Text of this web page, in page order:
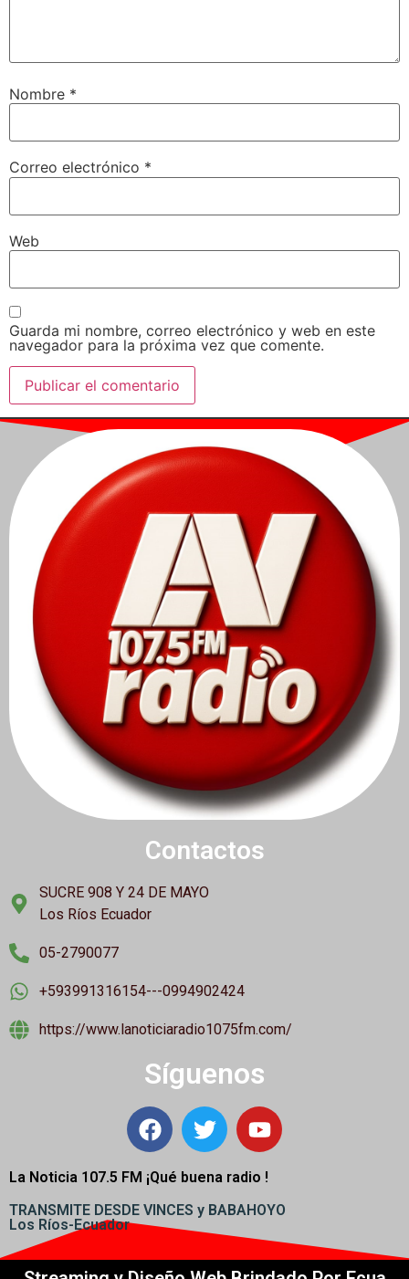
Nombre *
Correo electrónico *
Web
Guarda mi nombre, correo electrónico y web en este
navegador para la próxima vez que comente.
Contactos
SUCRE 908 Y 24 DE MAYO
Los Ríos Ecuador
05-2790077
+593991316154---0994902424
https://www.lanoticiaradio1075fm.com/
Síguenos
La Noticia 107.5 FM ¡Qué buena radio !
TRANSMITE DESDE VINCES y BABAHOYO
Los Ríos-Ecuador